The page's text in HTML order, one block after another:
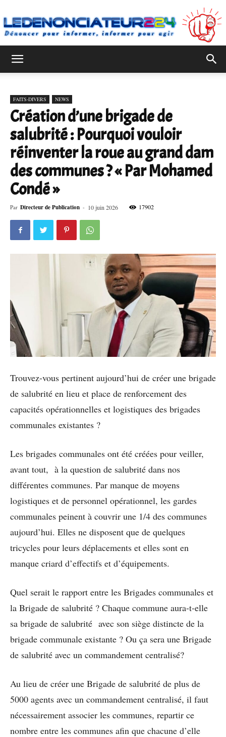
FAITS-DIVERS NEWS
Création d’une brigade de
salubrité : Pourquoi vouloir
réinventer la roue au grand dam
des communes ? « Par Mohamed
Condé »
Par Directeur de Publication - 10 juin 2026 17902
Trouvez-vous pertinent aujourd’hui de créer une brigade
de salubrité en lieu et place de renforcement des
capacités opérationnelles et logistiques des brigades
communales existantes ?
Les brigades communales ont été créées pour veiller,
avant tout, à la question de salubrité dans nos
différentes communes. Par manque de moyens
logistiques et de personnel opérationnel, les gardes
communales peinent à couvrir une 1/4 des communes
aujourd’hui. Elles ne disposent que de quelques
tricycles pour leurs déplacements et elles sont en
manque criard d’effectifs et d’équipements.
Quel serait le rapport entre les Brigades communales et
la Brigade de salubrité ? Chaque commune aura-t-elle
sa brigade de salubrité avec son siège distincte de la
brigade communale existante ? Ou ça sera une Brigade
de salubrité avec un commandement centralisé?
Au lieu de créer une Brigade de salubrité de plus de
5000 agents avec un commandement centralisé, il faut
nécessairement associer les communes, repartir ce
nombre entre les communes afin que chacune d’elle